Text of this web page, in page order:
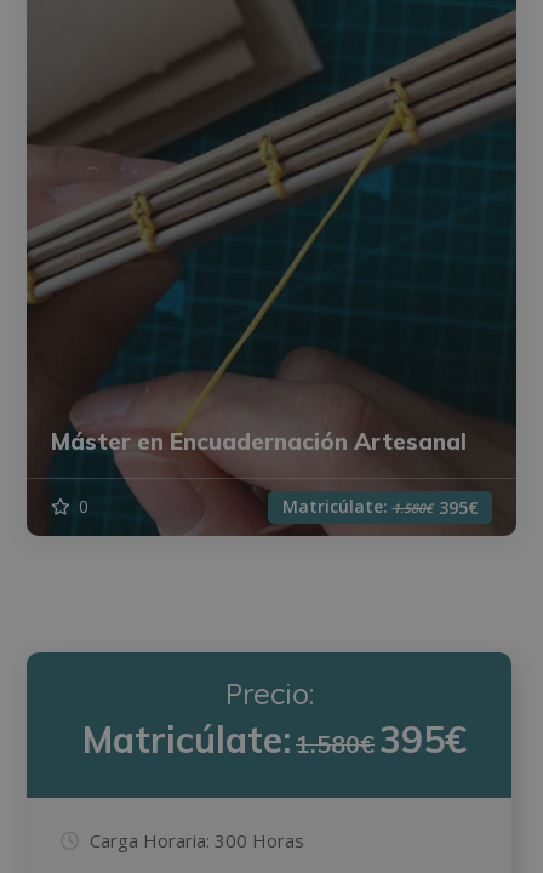
Máster en Encuadernación Artesanal
0 Matricúlate:1.580€ 395€
Precio:
Matricúlate:1.580€ 395€
Carga Horaria: 300 Horas